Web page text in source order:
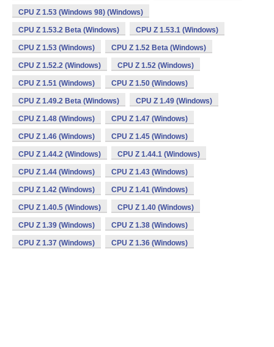
CPU Z 1.53 (Windows 98) (Windows)
CPU Z 1.53.2 Beta (Windows) CPU Z 1.53.1 (Windows)
CPU Z 1.53 (Windows) CPU Z 1.52 Beta (Windows)
CPU Z 1.52.2 (Windows) CPU Z 1.52 (Windows)
CPU Z 1.51 (Windows) CPU Z 1.50 (Windows)
CPU Z 1.49.2 Beta (Windows) CPU Z 1.49 (Windows)
CPU Z 1.48 (Windows) CPU Z 1.47 (Windows)
CPU Z 1.46 (Windows) CPU Z 1.45 (Windows)
CPU Z 1.44.2 (Windows) CPU Z 1.44.1 (Windows)
CPU Z 1.44 (Windows) CPU Z 1.43 (Windows)
CPU Z 1.42 (Windows) CPU Z 1.41 (Windows)
CPU Z 1.40.5 (Windows) CPU Z 1.40 (Windows)
CPU Z 1.39 (Windows) CPU Z 1.38 (Windows)
CPU Z 1.37 (Windows) CPU Z 1.36 (Windows)